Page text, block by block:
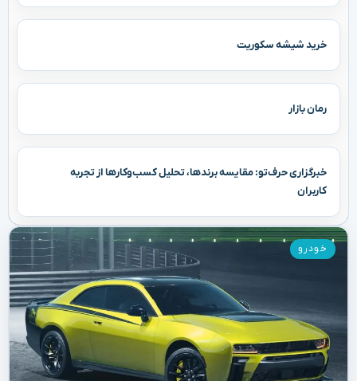
خرید شیشه سکوریت
رمان بازار
خبرگزاری حرف‌تو: مقایسه برندها، تحلیل کسب‌وکارها از تجربه
کاربران
خودرو